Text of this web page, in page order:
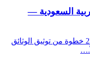
السعودية —
أسّس شركتك في السعودية مع متعدد. 23 خطوة من توثيق الوثائق